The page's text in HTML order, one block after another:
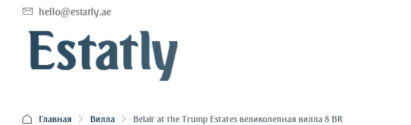
hello@estatly.ae
Главная Вилла Belair at the Trump Estates великолепная вилла 8 BR